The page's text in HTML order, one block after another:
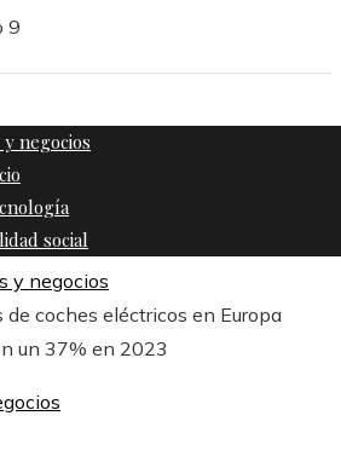
9
negocios
social
y negocios
de coches eléctricos en Europa
un 37% en 2023